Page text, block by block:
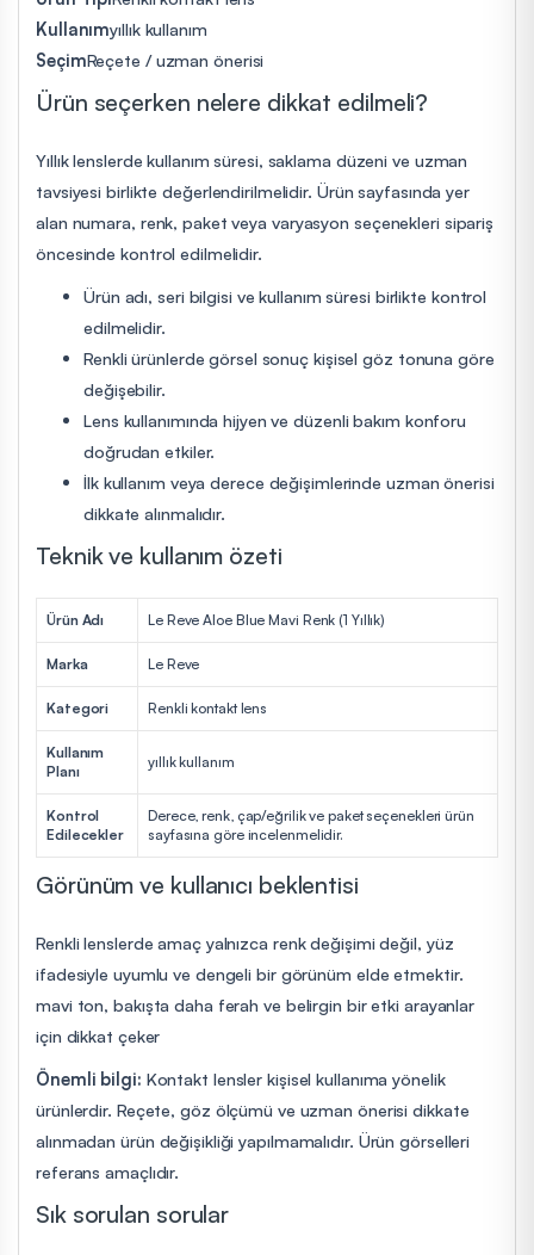
Kullanımyıllık kullanım
SeçimReçete / uzman önerisi
Ürün seçerken nelere dikkat edilmeli?
Yıllık lenslerde kullanım süresi, saklama düzeni ve uzman
tavsiyesi birlikte değerlendirilmelidir. Ürün sayfasında yer
alan numara, renk, paket veya varyasyon seçenekleri sipariş
öncesinde kontrol edilmelidir.
Ürün adı, seri bilgisi ve kullanım süresi birlikte kontrol
edilmelidir.
Renkli ürünlerde görsel sonuç kişisel göz tonuna göre
değişebilir.
Lens kullanımında hijyen ve düzenli bakım konforu
doğrudan etkiler.
İlk kullanım veya derece değişimlerinde uzman önerisi
dikkate alınmalıdır.
Teknik ve kullanım özeti
Ürün Adı Le Reve Aloe Blue Mavi Renk (1 Yıllık)
Marka Le Reve
Kategori Renkli kontakt lens
Kullanım
Planı
yıllık kullanım
Kontrol
Edilecekler
Derece, renk, çap/eğrilik ve paket seçenekleri ürün
sayfasına göre incelenmelidir.
Görünüm ve kullanıcı beklentisi
Renkli lenslerde amaç yalnızca renk değişimi değil, yüz
ifadesiyle uyumlu ve dengeli bir görünüm elde etmektir.
mavi ton, bakışta daha ferah ve belirgin bir etki arayanlar
için dikkat çeker
Önemli bilgi: Kontakt lensler kişisel kullanıma yönelik
ürünlerdir. Reçete, göz ölçümü ve uzman önerisi dikkate
alınmadan ürün değişikliği yapılmamalıdır. Ürün görselleri
referans amaçlıdır.
Sık sorulan sorular